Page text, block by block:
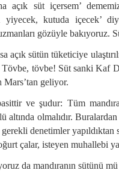
açık süt içersem’
yiyecek, kutuda içecek’
gözüyle bakıyoruz.
açık sütün tüketiciye
tövbe! Süt sanki Kaf
Mars’tan geliyor.
ve şudur: Tüm
altında olmalıdır.
denetimler yapıldıktan
çalar, isteyen muhallebi
da mandıranın sütünü mü